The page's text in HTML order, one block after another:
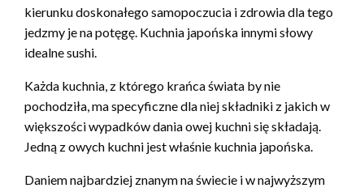
kierunku doskonałego samopoczucia i zdrowia dla tego
jedzmy je na potęgę. Kuchnia japońska innymi słowy
idealne sushi.
Każda kuchnia, z którego krańca świata by nie
pochodziła, ma specyficzne dla niej składniki z jakich w
większości wypadków dania owej kuchni się składają.
Jedną z owych kuchni jest właśnie kuchnia japońska.
Daniem najbardziej znanym na świecie i w najwyższym